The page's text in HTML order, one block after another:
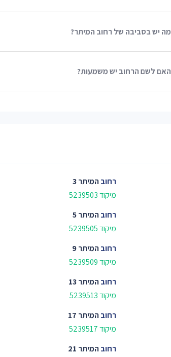
מה יש בסביבה של רחוב המיתר?
האם לשם הרחוב יש משמעות?
רחובהמיתר 3
מיקוד 5239503
רחובהמיתר 5
מיקוד 5239505
רחובהמיתר 9
מיקוד 5239509
רחובהמיתר 13
מיקוד 5239513
רחובהמיתר 17
מיקוד 5239517
רחובהמיתר 21